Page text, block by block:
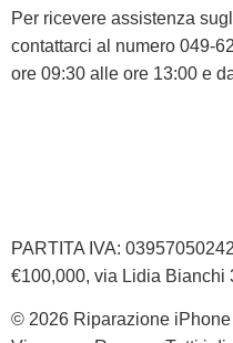
Per ricevere assistenza
contattarci al numero 049-
ore 09:30 alle ore 13:00 e
PARTITA IVA:
€100,000, via Lidia Bianchi
© 2026 Riparazione